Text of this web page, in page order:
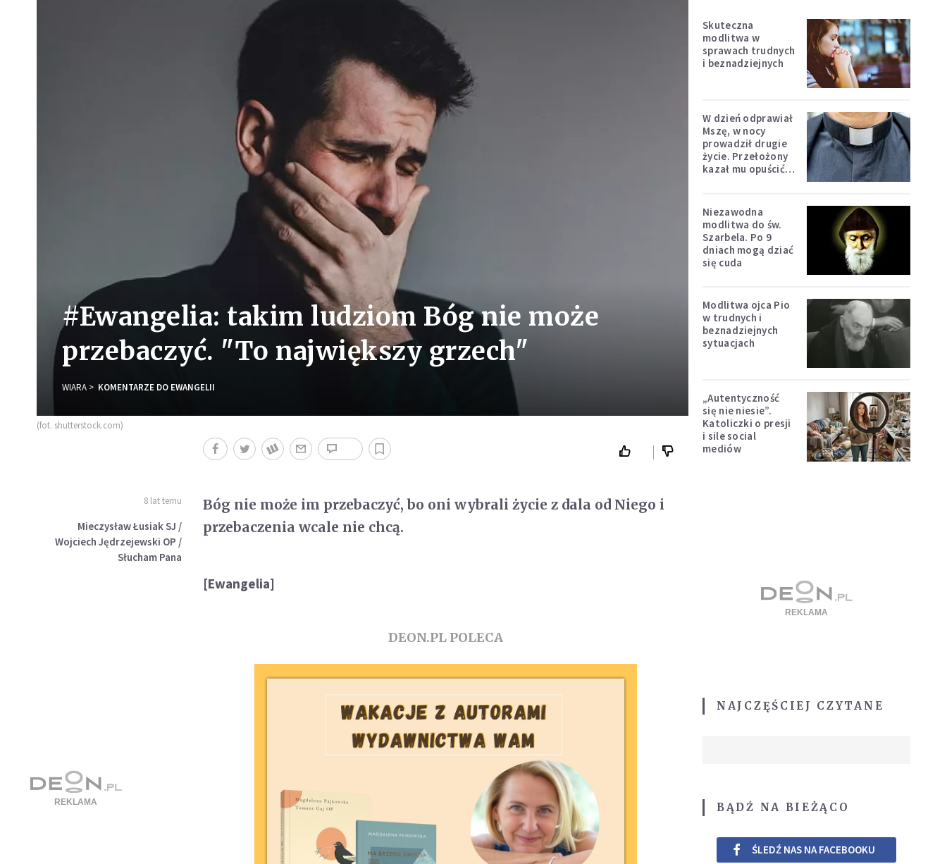
#Ewangelia: takim ludziom Bóg nie może
przebaczyć. "To największy grzech"
WIARA KOMENTARZE DO EWANGELII
(fot. shutterstock.com)
8 lat temu
Mieczysław Łusiak SJ /
Wojciech Jędrzejewski OP /
Słucham Pana
Bóg nie może im przebaczyć, bo oni wybrali życie z dala od Niego i
przebaczenia wcale nie chcą.
[Ewangelia]
DEON.PL POLECA
Skuteczna
modlitwa w
sprawach trudnych
i beznadziejnych
W dzień odprawiał
Mszę, w nocy
prowadził drugie
życie. Przełożony
kazał mu opuścić
Niezawodna
modlitwa do św.
Szarbela. Po 9
dniach mogą dziać
się cuda
Modlitwa ojca Pio
w trudnych i
beznadziejnych
sytuacjach
„Autentyczność
się nie niesie”.
Katoliczki o presji
i sile social
mediów
NAJCZĘŚCIEJ CZYTANE
BĄDŹ NA BIEŻĄCO
ŚLEDŹ NAS NA FACEBOOKU